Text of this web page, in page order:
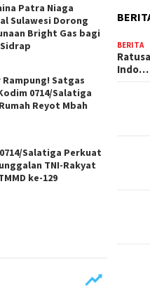
Patra Niaga
Sulawesi Dorong
Bright Gas bagi
Rampung! Satgas
0714/Salatiga
Reyot Mbah
Salatiga Perkuat
TNI-Rakyat
ke-129
BERITA
Indo…